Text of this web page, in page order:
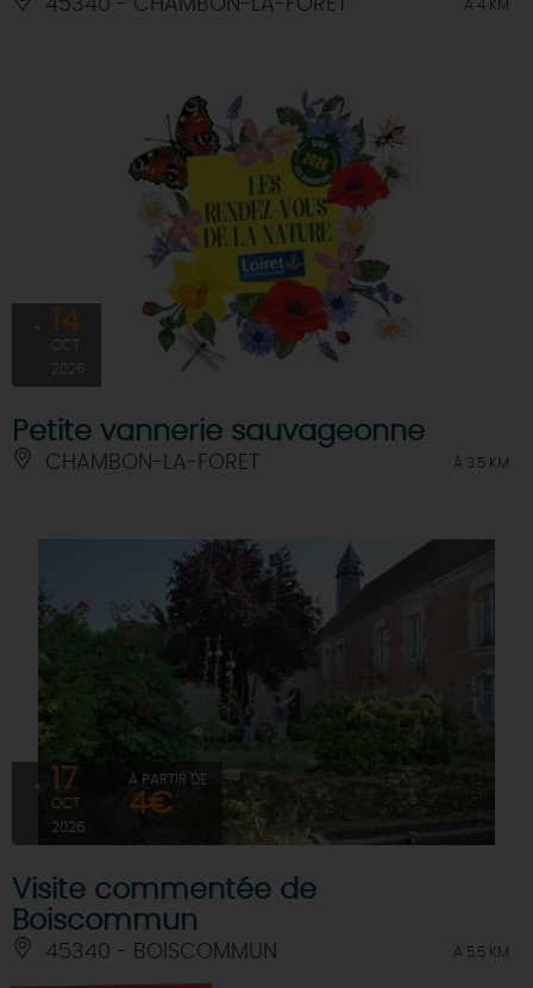
45340 - CHAMBON-LA-FORET À 4 KM
14
OCT
2026
Petite vannerie sauvageonne
CHAMBON-LA-FORET À 3.5 KM
17
OCT
2026
À PARTIR DE
4€
Visite commentée de
Boiscommun
45340 - BOISCOMMUN À 5.5 KM